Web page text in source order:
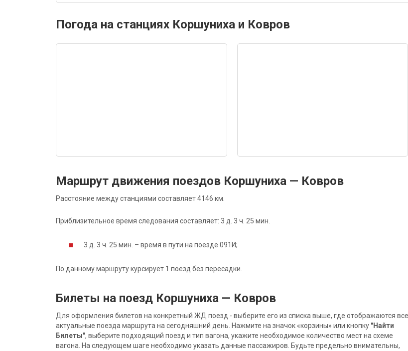
Погода на станциях Коршуниха и Ковров
Маршрут движения поездов Коршуниха — Ковров
Расстояние между станциями составляет 4146 км.
Приблизительное время следования составляет: 3 д. 3 ч. 25 мин.
3 д. 3 ч. 25 мин. – время в пути на поезде 091И;
По данному маршруту курсирует 1 поезд без пересадки.
Билеты на поезд Коршуниха — Ковров
Для оформления билетов на конкретный ЖД поезд - выберите его из списка выше, где отображаются все
актуальные поезда маршрута на сегодняшний день. Нажмите на значок «корзины» или кнопку "Найти
Билеты", выберите подходящий поезд и тип вагона, укажите необходимое количество мест на схеме
вагона. На следующем шаге необходимо указать данные пассажиров. Будьте предельно внимательны,